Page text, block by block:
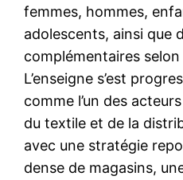
femmes, hommes,
adolescents, ainsi que
complémentaires
L’enseigne s’est
comme l’un des
du textile et de la
avec une stratégie
dense de magasins,